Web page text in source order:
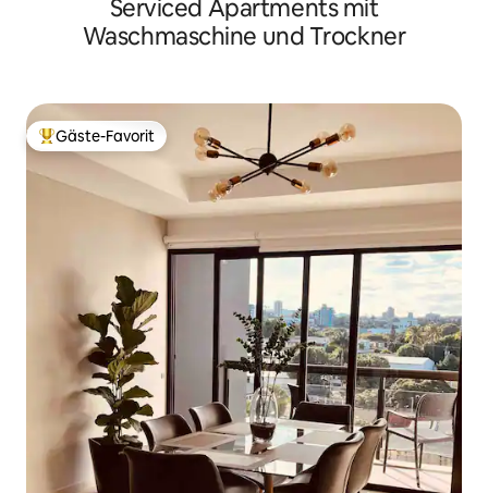
Serviced Apartments mit
Waschmaschine und Trockner
Beliebter Gäste-Favorit.
Gäste-Favorit